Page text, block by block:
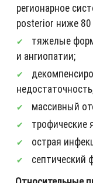
регионарное
posterior ниже
тяжелые
и ангиопатии;
массивный
трофические
острая
септический